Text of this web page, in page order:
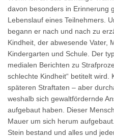
davon besonders in Erinnerung
Lebenslauf eines Teilnehmers.
begann er nach und nach zu
Kindheit, der abwesende Vater,
Kindergarten und Schule. Der
medialen Berichten zu
schlechte Kindheit“ betitelt wird.
späteren Straftaten – aber
weshalb sich gewaltfördernde
aufgebaut haben. Dieser
Mauer um sich herum
Stein bestand und alles und